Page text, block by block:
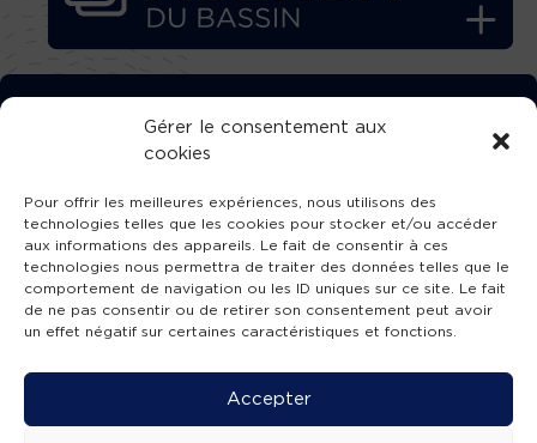
Gérer le consentement aux
cookies
Pour offrir les meilleures expériences, nous utilisons des
technologies telles que les cookies pour stocker et/ou accéder
aux informations des appareils. Le fait de consentir à ces
technologies nous permettra de traiter des données telles que le
comportement de navigation ou les ID uniques sur ce site. Le fait
de ne pas consentir ou de retirer son consentement peut avoir
un effet négatif sur certaines caractéristiques et fonctions.
Accepter
TÉLÉCHARGEZ GRATUITEMENT
L’APPLICATION TVBA !
SUIVEZ-NOUS !
Mentions légales -Accessibilité